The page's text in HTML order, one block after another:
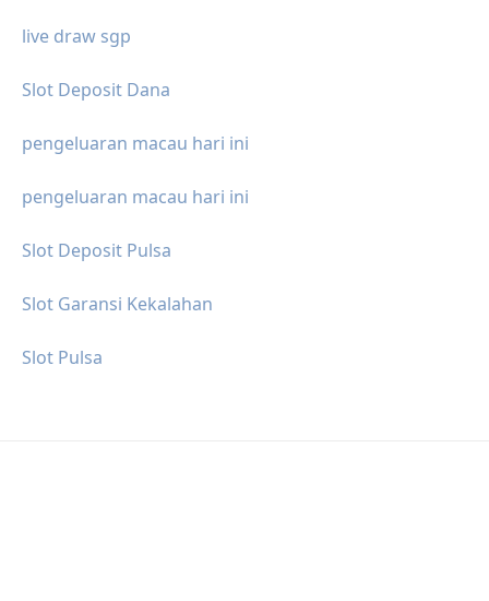
live draw sgp
Slot Deposit Dana
pengeluaran macau hari ini
pengeluaran macau hari ini
Slot Deposit Pulsa
Slot Garansi Kekalahan
Slot Pulsa